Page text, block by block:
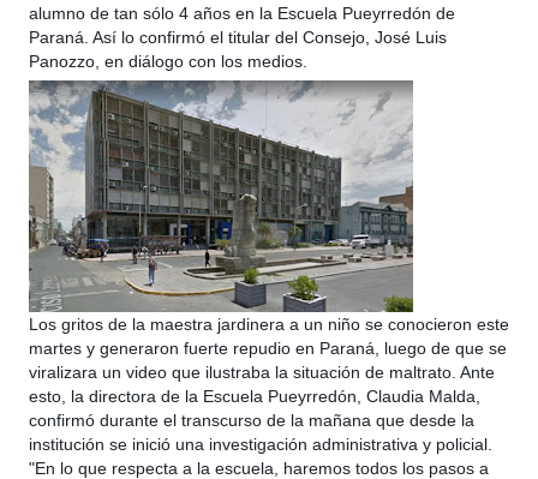
alumno de tan sólo 4 años en la Escuela Pueyrredón de
Paraná. Así lo confirmó el titular del Consejo, José Luis
Panozzo, en diálogo con los medios.
Los gritos de la maestra jardinera a un niño se conocieron este
martes y generaron fuerte repudio en Paraná, luego de que se
viralizara un video que ilustraba la situación de maltrato. Ante
esto, la directora de la Escuela Pueyrredón, Claudia Malda,
confirmó durante el transcurso de la mañana que desde la
institución se inició una investigación administrativa y policial.
"En lo que respecta a la escuela, haremos todos los pasos a